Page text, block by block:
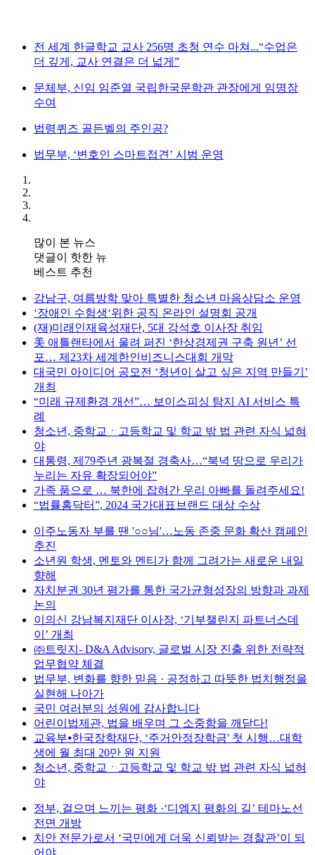
전 세계 한글학교 교사 256명 초청 연수 마쳐...“수업은
더 깊게, 교사 연결은 더 넓게”
문체부, 신임 임준열 국립한국문학관 관장에게 임명장
수여
법령퀴즈 골든벨의 주인공?
법무부, ‘변호인 스마트접견’ 시범 운영
많이 본 뉴스
댓글이 핫한 뉴
베스트 추천
강남구, 여름방학 맞아 특별한 청소년 마음상담소 운영
‘장애인 수험생‘위한 공직 온라인 설명회 공개
(재)미래인재육성재단, 5대 강석호 이사장 취임
美 애틀랜타에서 울려 퍼진 ‘한상경제권 구축 원년’ 선
포… 제23차 세계한인비즈니스대회 개막
대국민 아이디어 공모전 ‘청년이 살고 싶은 지역 만들기’
개최
“미래 규제환경 개선”… 보이스피싱 탐지 AI 서비스 특
례
청소년, 중학교ㆍ고등학교 및 학교 밖 법 관련 자식 넓혀
야
대통령, 제79주년 광복절 경축사…“북녁 땅으로 우리가
누리는 자유 확장되어야”
가족 품으로 … 북한에 잡혀간 우리 아빠를 돌려주세요!
“법률홈닥터”, 2024 국가대표브랜드 대상 수상
이주노동자 부를 땐 '○○님'…노동 존중 문화 확산 캠페인
추진
소년원 학생, 멘토와 멘티가 함께 그려가는 새로운 내일
향해
자치분권 30년 평가를 통한 국가균형성장의 방향과 과제
논의
이의신 강남복지재단 이사장, ‘기부챌린지 파트너스데
이’ 개최
㈜트릿지- D&A Advisory, 글로벌 시장 진출 위한 전략적
업무협약 체결
법무부, 변화를 향한 믿음 · 공정하고 따뜻한 법치행정을
실현해 나아가
국민 여러분의 성원에 감사합니다
어린이법제관, 법을 배우며 그 소중함을 깨닫다!
교육부⦁한국장학재단, ‘주거안정장학금' 첫 시행…대학
생에 월 최대 20만 원 지원
청소년, 중학교ㆍ고등학교 및 학교 밖 법 관련 자식 넓혀
야
정부, 걸으며 느끼는 평화 ·‘디엠지 평화의 길’ 테마노선
전면 개방
치안 전문가로서 ‘국민에게 더욱 신뢰받는 경찰관’이 되
어야